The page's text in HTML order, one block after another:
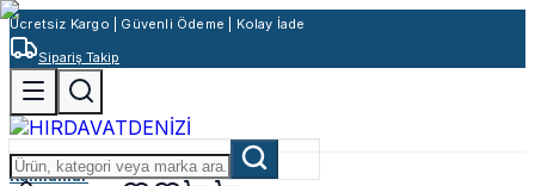
Ücretsiz Kargo | Güvenli Ödeme | Kolay İade
Sipariş Takip
Rulmanlar